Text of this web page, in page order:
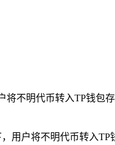
不明代币转入TP钱包
用户将不明代币转入TP